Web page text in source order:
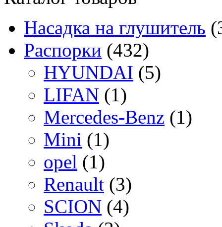
Насадка на глушитель
Распорки (432)
HYUNDAI (5)
LIFAN (1)
Mercedes-Benz (1)
Mini (1)
opel (1)
Renault (3)
SCION (4)